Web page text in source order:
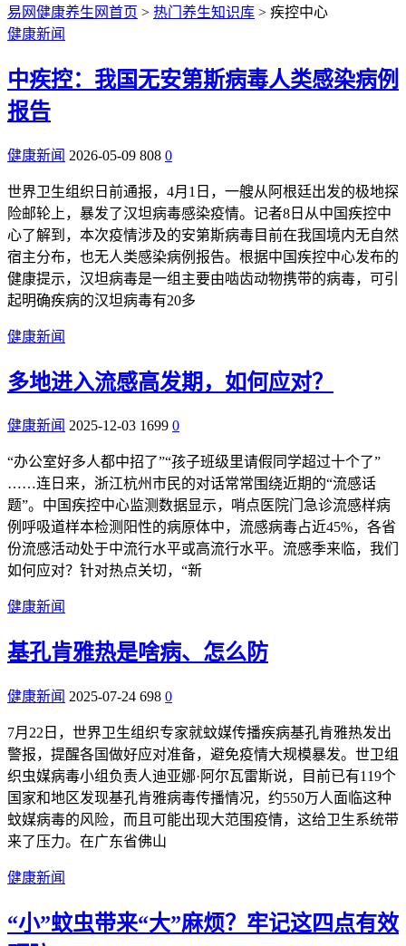
易网健康养生网首页 > 热门养生知识库 > 疾控中心
健康新闻
中疾控：我国无安第斯病毒人类感染病例
报告
健康新闻 2026-05-09 808 0
世界卫生组织日前通报，4月1日，一艘从阿根廷出发的极地探
险邮轮上，暴发了汉坦病毒感染疫情。记者8日从中国疾控中
心了解到，本次疫情涉及的安第斯病毒目前在我国境内无自然
宿主分布，也无人类感染病例报告。根据中国疾控中心发布的
健康提示，汉坦病毒是一组主要由啮齿动物携带的病毒，可引
起明确疾病的汉坦病毒有20多
健康新闻
多地进入流感高发期，如何应对？
健康新闻 2025-12-03 1699 0
“办公室好多人都中招了”“孩子班级里请假同学超过十个了”
……连日来，浙江杭州市民的对话常常围绕近期的“流感话
题”。中国疾控中心监测数据显示，哨点医院门急诊流感样病
例呼吸道样本检测阳性的病原体中，流感病毒占近45%，各省
份流感活动处于中流行水平或高流行水平。流感季来临，我们
如何应对？针对热点关切，“新
健康新闻
基孔肯雅热是啥病、怎么防
健康新闻 2025-07-24 698 0
7月22日，世界卫生组织专家就蚊媒传播疾病基孔肯雅热发出
警报，提醒各国做好应对准备，避免疫情大规模暴发。世卫组
织虫媒病毒小组负责人迪亚娜·阿尔瓦雷斯说，目前已有119个
国家和地区发现基孔肯雅病毒传播情况，约550万人面临这种
蚊媒病毒的风险，而且可能出现大范围疫情，这给卫生系统带
来了压力。在广东省佛山
健康新闻
“小”蚊虫带来“大”麻烦？牢记这四点有效